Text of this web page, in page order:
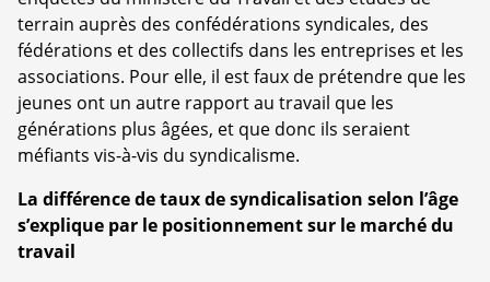
terrain auprès des confédérations syndicales, des
fédérations et des collectifs dans les entreprises et les
associations. Pour elle, il est faux de prétendre que les
jeunes ont un autre rapport au travail que les
générations plus âgées, et que donc ils seraient
méfiants vis-à-vis du syndicalisme.
La différence de taux de syndicalisation selon l’âge
s’explique par le positionnement sur le marché du
travail